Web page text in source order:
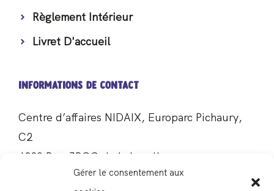
Gérer le consentement aux
Règlement Intérieur
Livret D'accueil
Informations De Contact​
Centre d’affaires NIDAIX, Europarc Pichaury,
C2
1330 Rue JRGG de la Lauzière
AIX-EN-PROVENCE 13290